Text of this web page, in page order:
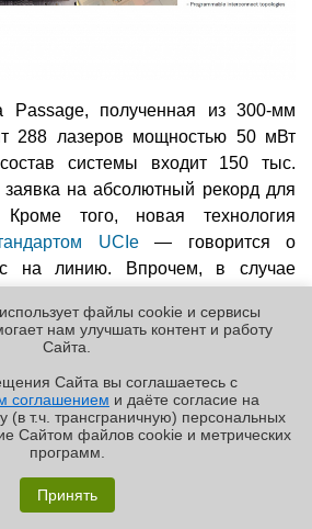
только лучше?
✖
Passage, полученная из 300-мм
288 лазеров мощностью 50 мВт
системы входит 150 тыс.
заявка на абсолютный рекорд для
того, новая технология
UCIe— говорится о
с на линию. Впрочем, в случае
поднять до 112 Гбит/с.
Следующие новости »
файлы cookie и сервисы
нам улучшать контент и работу
Cайта.
Cайта вы соглашаетесь с
соглашением и даёте согласие на
(в т.ч. трансграничную) персональных
Cайтом файлов cookie и метрических
программ.
Принять